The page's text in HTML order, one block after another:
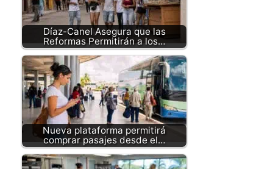
Díaz-Canel Asegura que las
Reformas Permitirán a los…
Nueva plataforma permitirá
comprar pasajes desde el…